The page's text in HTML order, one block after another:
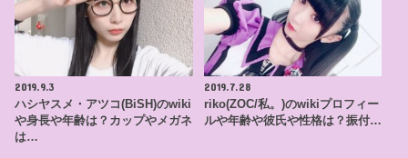
2019.9.3
ハシヤスメ・アツコ(BiSH)のwiki
や身長や年齢は？カップやメガネ
は…
2019.7.28
riko(ZOC/私。)のwikiプロフィー
ルや年齢や彼氏や性格は？振付…